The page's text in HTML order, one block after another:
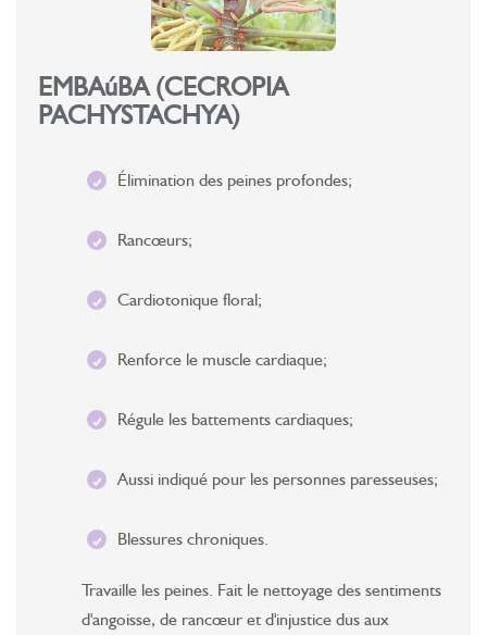
EMBAúBA (CECROPIA
PACHYSTACHYA)
Élimination des peines profondes;
Rancœurs;
Cardiotonique floral;
Renforce le muscle cardiaque;
Régule les battements cardiaques;
Aussi indiqué pour les personnes paresseuses;
Blessures chroniques.
Travaille les peines. Fait le nettoyage des sentiments
d'angoisse, de rancœur et d'injustice dus aux